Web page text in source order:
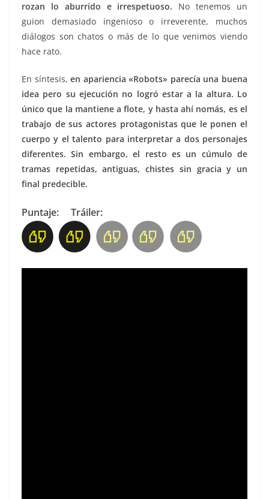
rozan lo aburrido e irrespetuoso. No tenemos un
guion demasiado ingenioso o irreverente, muchos
diálogos son chatos o más de lo que venimos viendo
hace rato.
En síntesis,en apariencia «Robots» parecía una buena
idea pero su ejecución no logró estar a la altura. Lo
único que la mantiene a flote, y hasta ahí nomás, es el
trabajo de sus actores protagonistas que le ponen el
cuerpo y el talento para interpretar a dos personajes
diferentes. Sin embargo, el resto es un cúmulo de
tramas repetidas, antiguas, chistes sin gracia y un
final predecible.
Puntaje: Tráiler: